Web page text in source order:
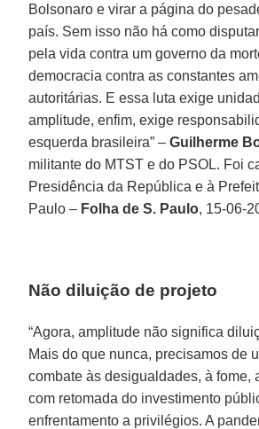
Bolsonaro e virar a página do
país. Sem isso não há como
pela vida contra um governo da
democracia contra as constantes
autoritárias. E essa luta exige
amplitude, enfim, exige
esquerda brasileira” –Guilherme
militante do MTST e do PSOL. Foi
Presidência da República e à
Paulo – Folha de S. Paulo, 15-06-
Não diluição de projeto
“Agora, amplitude não significa
Mais do que nunca, precisamos de
combate às desigualdades, à fome,
com retomada do investimento
enfrentamento a privilégios. A